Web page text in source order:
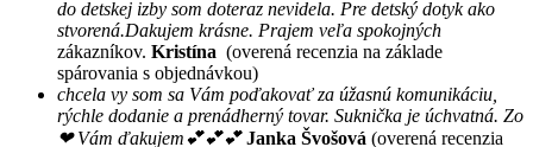
do detskej izby som doteraz nevidela. Pre detský dotyk ako
stvorená.Dakujem krásne. Prajem veľa spokojných
zákazníkov. Kristína (overená recenzia na základe
spárovania s objednávkou)
chcela vy som sa Vám poďakovať za úžasnú komunikáciu,
rýchle dodanie a prenádherný tovar. Suknička je úchvatná. Zo
❤ Vám ďakujem💕💕💕 Janka Švošová (overená recenzia